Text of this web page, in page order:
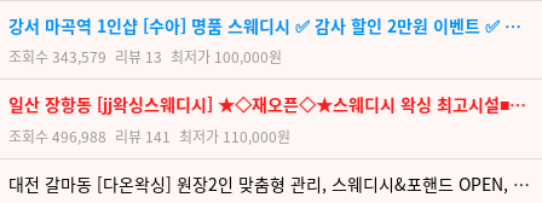
강서 마곡역 1인샵 [수아] 명품 스웨디시 ✅ 감사 할인 2만원 이벤트 ✅ 선.후불여부✅강서왁싱&마곡왁싱
최저가 100,000원
리뷰 13
조회수343,579
일산 장항동 [jj왁싱스웨디시] ★◇재오픈◇★스웨디시 왁싱 최고시설■§□ 믿고찾는 전문샵 §■§□
최저가 110,000원
리뷰 141
조회수496,988
대전 갈마동 [다온왁싱] 원장2인 맞춤형 관리, 스웨디시&포핸드 OPEN, 대전최초 VIP 왁싱 A코스, 프리미엄 VIP 룸